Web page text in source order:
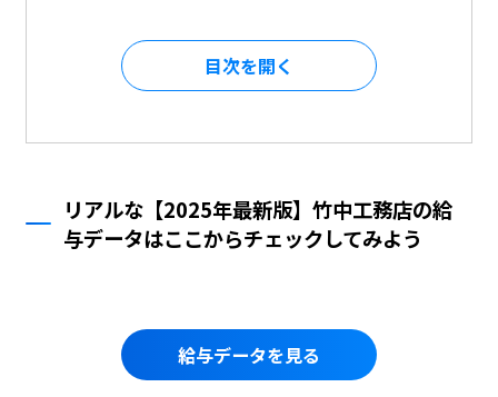
目次を
リアルな【2025年最新版】竹中工務店の給
与データはここからチェックしてみよう
給与データを見る